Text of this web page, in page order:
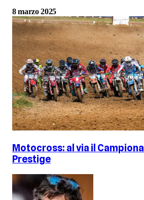
8 marzo 2025
Motocross: al via il
Prestige